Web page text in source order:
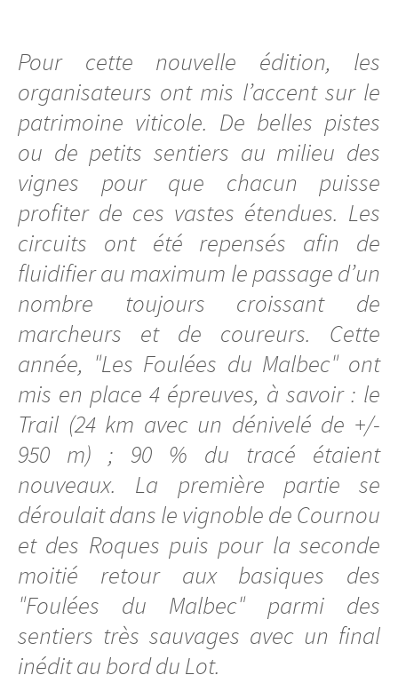
Pour cette nouvelle édition, les
organisateurs ont mis l’accent sur le
patrimoine viticole. De belles pistes
ou de petits sentiers au milieu des
vignes pour que chacun puisse
profiter de ces vastes étendues. Les
circuits ont été repensés afin de
fluidifier au maximum le passage d’un
nombre toujours croissant de
marcheurs et de coureurs. Cette
année, "Les Foulées du Malbec" ont
mis en place 4 épreuves, à savoir : le
Trail (24 km avec un dénivelé de +/-
950 m) ; 90 % du tracé étaient
nouveaux. La première partie se
déroulait dans le vignoble de Cournou
et des Roques puis pour la seconde
moitié retour aux basiques des
"Foulées du Malbec" parmi des
sentiers très sauvages avec un final
inédit au bord du Lot.